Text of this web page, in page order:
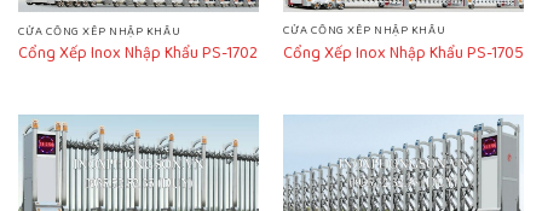
CỬA CỔNG XẾP NHẬP KHẨU
Cổng Xếp Inox Nhập Khẩu PS-1702
CỬA CỔNG XẾP NHẬP KHẨU
Cổng Xếp Inox Nhập Khẩu PS-1705